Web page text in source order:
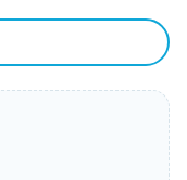
آریابهکار امکان
می‌دهد. شما می‌توانید
اورجینال یا درجه یک
کیفیت و قیمت قطعات
عیب‌یابی دقیق